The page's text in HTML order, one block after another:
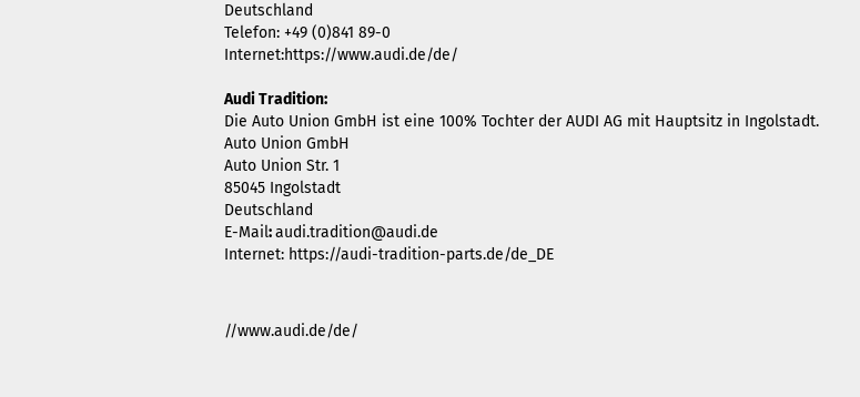
Deutschland
Telefon: +49 (0)841 89-0
Internet:https://www.audi.de/de/
Audi Tradition:
Die Auto Union GmbH ist eine 100% Tochter der AUDI AG mit Hauptsitz in Ingolstadt.
Auto Union GmbH
Auto Union Str. 1
85045 Ingolstadt
Deutschland
E-Mail:audi.tradition@audi.de
Internet: https://audi-tradition-parts.de/de_DE
//www.audi.de/de/